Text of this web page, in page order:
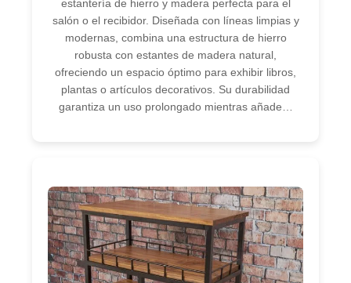
estantería de hierro y madera perfecta para el
salón o el recibidor. Diseñada con líneas limpias y
modernas, combina una estructura de hierro
robusta con estantes de madera natural,
ofreciendo un espacio óptimo para exhibir libros,
plantas o artículos decorativos. Su durabilidad
garantiza un uso prolongado mientras añade…